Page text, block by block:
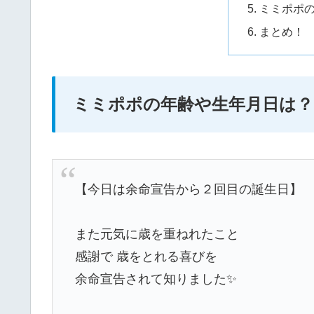
ミミポポ
まとめ！
ミミポポの年齢や生年月日は？
【今日は余命宣告から２回目の誕生日】
また元気に歳を重ねれたこと
感謝で 歳をとれる喜びを
余命宣告されて知りました✨